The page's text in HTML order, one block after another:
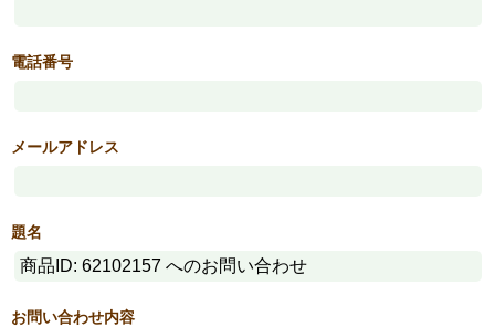
電話番号
メールアドレス
題名
お問い合わせ内容